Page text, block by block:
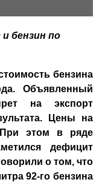
бензин по
бензина
Объявленный
на экспорт
Цены на
При этом в ряде
дефицит
о том, что
92-го бензина